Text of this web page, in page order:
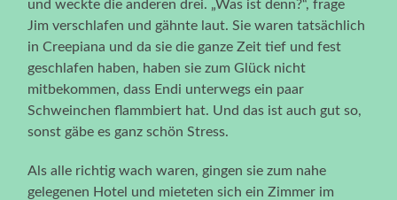
und weckte die anderen drei. „Was ist denn?“, frage
Jim verschlafen und gähnte laut. Sie waren tatsächlich
in Creepiana und da sie die ganze Zeit tief und fest
geschlafen haben, haben sie zum Glück nicht
mitbekommen, dass Endi unterwegs ein paar
Schweinchen flammbiert hat. Und das ist auch gut so,
sonst gäbe es ganz schön Stress.
Als alle richtig wach waren, gingen sie zum nahe
gelegenen Hotel und mieteten sich ein Zimmer im